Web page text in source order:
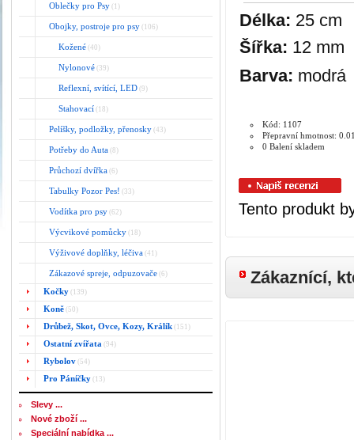
Oblečky pro Psy (1)
Obojky, postroje pro psy (106)
Kožené (40)
Nylonové (39)
Reflexní, svítící, LED (9)
Stahovací (18)
Pelíšky, podložky, přenosky (43)
Potřeby do Auta (8)
Průchozí dvířka (6)
Tabulky Pozor Pes! (33)
Vodítka pro psy (62)
Výcvikové pomůcky (18)
Výživové doplňky, léčiva (41)
Zákazové spreje, odpuzovače (6)
Kočky (139)
Koně (50)
Drůbež, Skot, Ovce, Kozy, Králík (151)
Ostatní zvířata (94)
Rybolov (54)
Pro Páníčky (13)
Slevy ...
Nové zboží ...
Speciální nabídka ...
Délka: 25 cm
Šířka: 12 mm
Barva: modrá
Kód: 1107
Přepravní hmotnost:
0 Balení skladem
Tento produkt
Zákaznící,